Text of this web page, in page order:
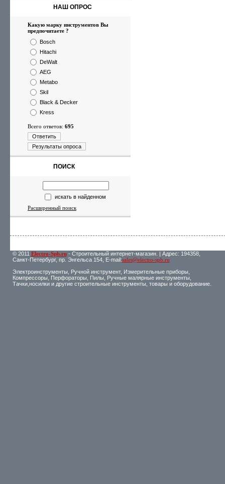
НАШ ОПРОС
Какую марку инструментов Вы
предпочитаете ?
Bosch
Hitachi
DeWalt
AEG
Metabo
Skil
Black & Decker
Kress
Всего ответов: 695
Ответить
Результаты опроса
ПОИСК
искать в найденном
Расширенный поиск
© 2011 Electro-Spb.ru- Строительный интернет-магазин. | Адрес: 194358,
Санкт-Петербург, пр. Энгельса 154, E-mail:sales@electro-spb.ru
Электроинструменты, Ручной инструмент, Измерительные приборы,
Компрессоры, Перфораторы, Пилы, Ручные малярные инструменты,
Тачки,носилки и другие строительные инструменты, товары и оборудование.